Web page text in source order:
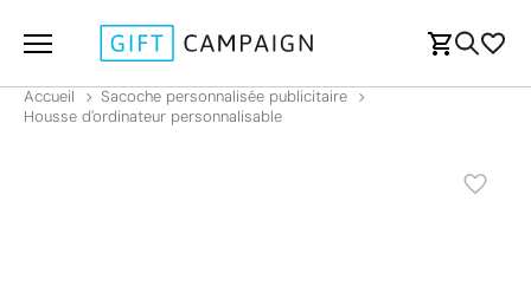
Accueil
Sacoche personnalisée publicitaire
Housse d'ordinateur personnalisable